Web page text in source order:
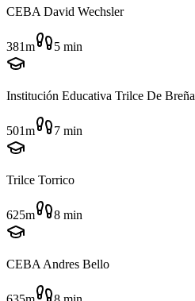
CEBA David Wechsler
381m 5 min
Institución Educativa Trilce De Breña
501m 7 min
Trilce Torrico
625m 8 min
CEBA Andres Bello